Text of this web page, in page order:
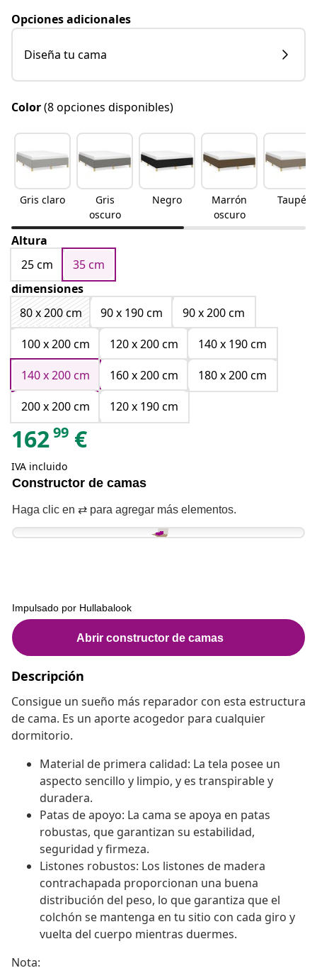
Opciones adicionales
Diseña tu cama
Color(8 opciones disponibles)
Gris claro
Gris
oscuro
Negro
Marrón
oscuro
Taupé
Altura
25 cm
35 cm
dimensiones
80 x 200 cm
90 x 190 cm
90 x 200 cm
100 x 200 cm
120 x 200 cm
140 x 190 cm
140 x 200 cm
160 x 200 cm
180 x 200 cm
200 x 200 cm
120 x 190 cm
16299 €
IVA incluido
Descripción
Consigue un sueño más reparador con esta estructura
de cama. Es un aporte acogedor para cualquier
dormitorio.
Material de primera calidad: La tela posee un
aspecto sencillo y limpio, y es transpirable y
duradera.
Patas de apoyo: La cama se apoya en patas
robustas, que garantizan su estabilidad,
seguridad y firmeza.
Listones robustos: Los listones de madera
contrachapada proporcionan una buena
distribución del peso, lo que garantiza que el
colchón se mantenga en tu sitio con cada giro y
vuelta del cuerpo mientras duermes.
Nota: